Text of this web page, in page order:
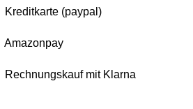
Kreditkarte (paypal)
Amazonpay
Rechnungskauf mit Klarna